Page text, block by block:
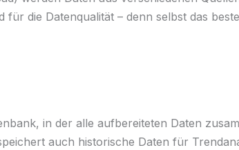
die Datenqualität – denn selbst das
in der alle aufbereiteten Daten
auch historische Daten für